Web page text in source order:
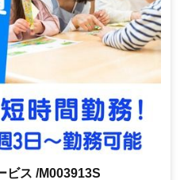
ビス /M003913S